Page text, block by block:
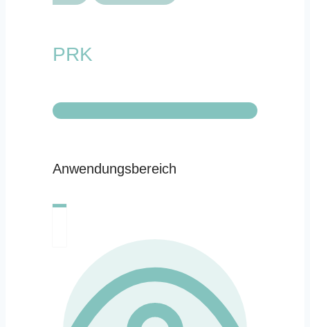
PRK
Anwendungsbereich